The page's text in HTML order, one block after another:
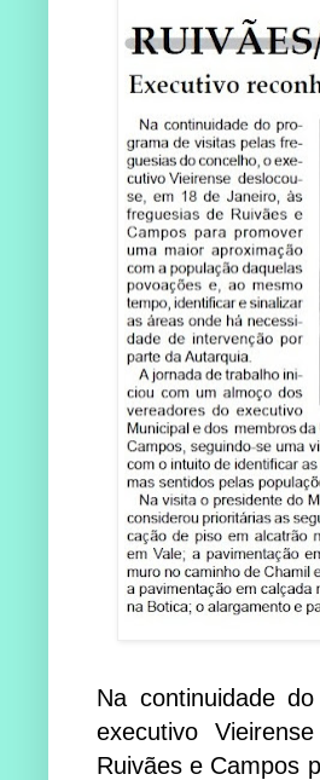
Na continuidade
executivo
Ruivães e Campos